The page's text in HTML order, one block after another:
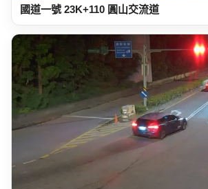
國道一號 23K+110 圓山交流道